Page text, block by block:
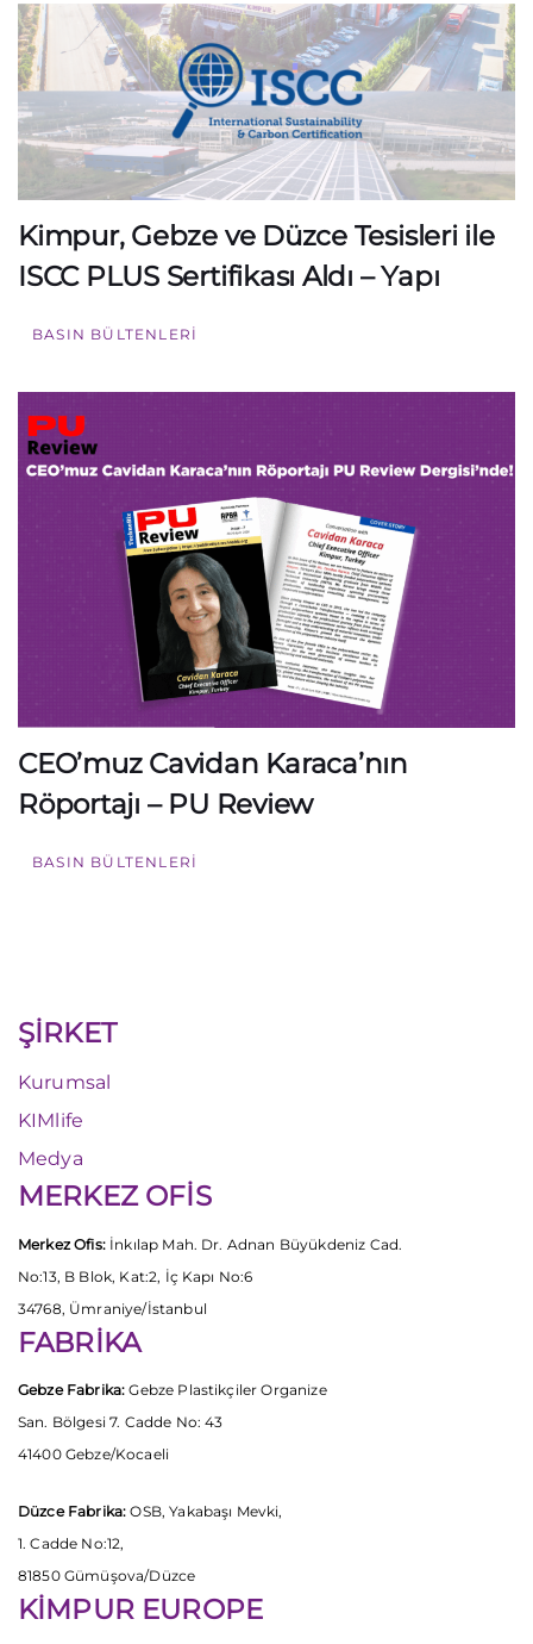
Kimpur, Gebze ve Düzce Tesisleri ile
ISCC PLUS Sertifikası Aldı – Yapı
BASIN BÜLTENLERI
CEO’muz Cavidan Karaca’nın
Röportajı – PU Review
BASIN BÜLTENLERI
ŞİRKET
Kurumsal
KIMlife
Medya
MERKEZ OFİS
Merkez Ofis:İnkılap Mah. Dr. Adnan Büyükdeniz Cad.
No:13, B Blok, Kat:2, İç Kapı No:6
34768, Ümraniye/İstanbul
FABRİKA
Gebze Fabrika: Gebze Plastikçiler Organize
San. Bölgesi 7. Cadde No: 43
41400 Gebze/Kocaeli
Düzce Fabrika: OSB, Yakabaşı Mevki,
1. Cadde No:12,
81850 Gümüşova/Düzce
KİMPUR EUROPE